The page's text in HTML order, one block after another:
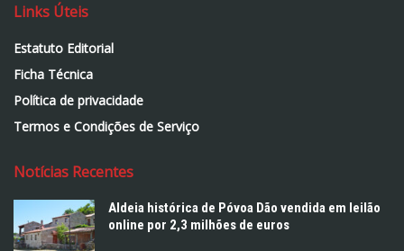
Links Úteis
Estatuto Editorial
Ficha Técnica
Política de privacidade
Termos e Condições de Serviço
Notícias Recentes
Aldeia histórica de Póvoa Dão vendida em leilão
online por 2,3 milhões de euros